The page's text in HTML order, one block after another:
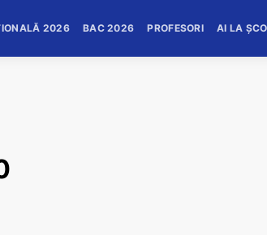
2026 BAC 2026 PROFESORI AI LA